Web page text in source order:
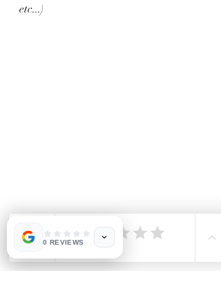
etc...)
0 REVIEWS